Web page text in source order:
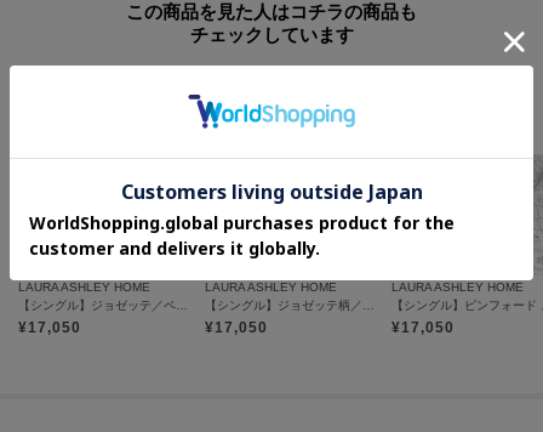
この商品を見た人はコチラの商品も
チェックしています
LAURA ASHLEY HOME
¥17,050
LAURA ASHLEY HOME
¥17,050
LAURA ASHLEY HOME
¥17,050